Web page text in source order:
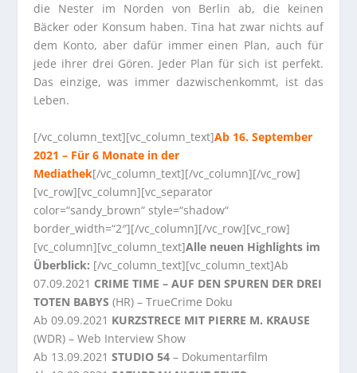
die Nester im Norden von Berlin ab, die keinen
Bäcker oder Konsum haben. Tina hat zwar nichts auf
dem Konto, aber dafür immer einen Plan, auch für
jede ihrer drei Gören. Jeder Plan für sich ist perfekt.
Das einzige, was immer dazwischenkommt, ist das
Leben.
[/vc_column_text][vc_column_text]Ab 16. September
2021 – Für 6 Monate in der
Mediathek[/vc_column_text][/vc_column][/vc_row]
[vc_row][vc_column][vc_separator
color=“sandy_brown“ style=“shadow“
border_width=“2″][/vc_column][/vc_row][vc_row]
[vc_column][vc_column_text]Alle neuen Highlights im
Überblick: [/vc_column_text][vc_column_text]Ab
07.09.2021 CRIME TIME – AUF DEN SPUREN DER DREI
TOTEN BABYS (HR) – TrueCrime Doku
Ab 09.09.2021 KURZSTRECE MIT PIERRE M. KRAUSE
(WDR) – Web Interview Show
Ab 13.09.2021STUDIO 54 – Dokumentarfilm